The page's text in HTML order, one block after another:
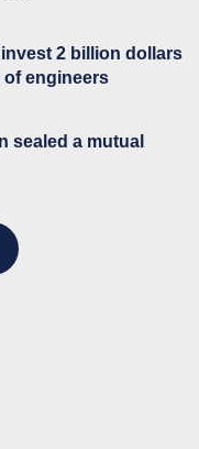
2 billion dollars
engineers
sealed a mutual